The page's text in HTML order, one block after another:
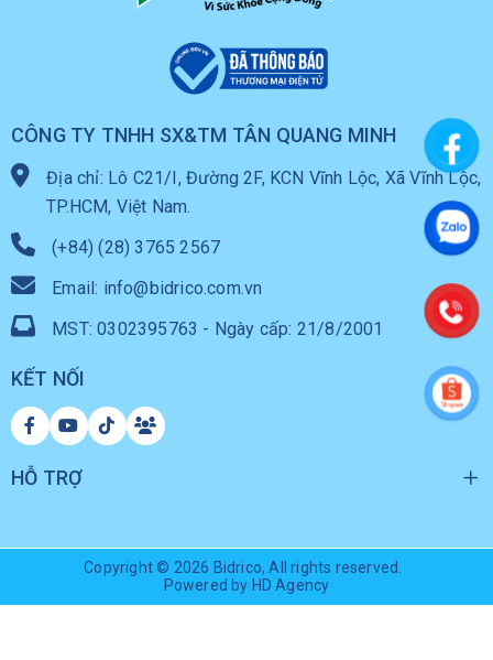
CÔNG TY TNHH SX&TM TÂN QUANG MINH
Địa chỉ: Lô C21/I, Đường 2F, KCN Vĩnh Lộc, Xã Vĩnh Lộc,
TP.HCM, Việt Nam.
(+84) (28) 3765 2567
Email: info@bidrico.com.vn
MST: 0302395763 - Ngày cấp: 21/8/2001
KẾT NỐI
HỖ TRỢ
Copyright © 2026 Bidrico, All rights reserved.
Powered by HD Agency